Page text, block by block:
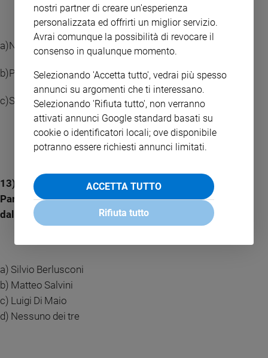
a)Ni/ENF
b)PPE
c)S&D
13) Quale dei seguenti leader ha dichiarato che al
Parlamento europeo si batterà per l’uscita dell’Italia
dall’Unione europea?
a) Silvio Berlusconi
b) Matteo Salvini
c) Luigi Di Maio
d) Nessuno dei tre
nostri partner di creare un'esperienza
personalizzata ed offrirti un miglior servizio.
Avrai comunque la possibilità di revocare il
consenso in qualunque momento.
Selezionando 'Accetta tutto', vedrai più spesso
annunci su argomenti che ti interessano.
Selezionando 'Rifiuta tutto', non verranno
attivati annunci Google standard basati su
cookie o identificatori locali; ove disponibile
potranno essere richiesti annunci limitati.
ACCETTA TUTTO
Rifiuta tutto